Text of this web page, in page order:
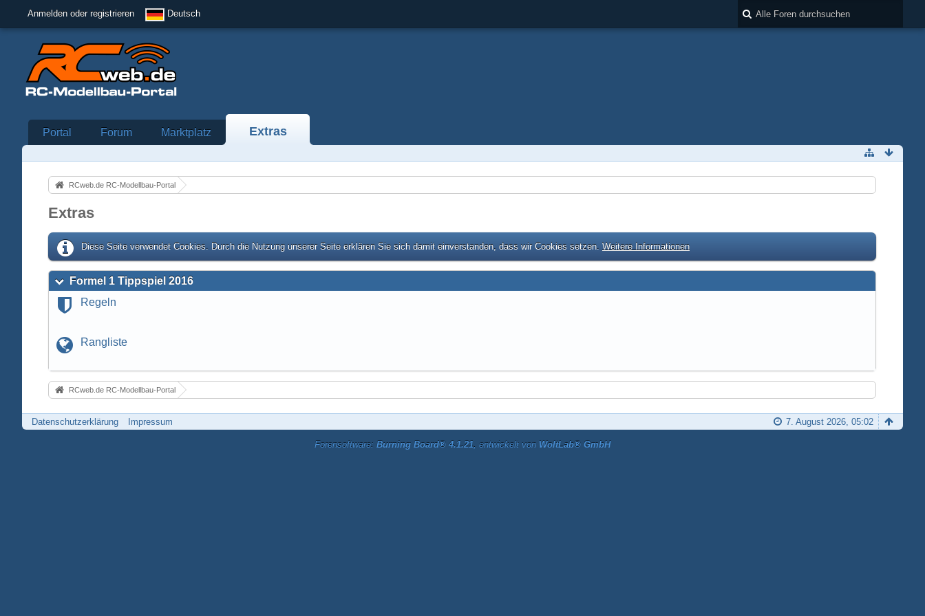
Anmelden oder registrieren Deutsch
Portal Forum Marktplatz Extras
RCweb.de RC-Modellbau-Portal
Extras
Diese Seite verwendet Cookies. Durch die Nutzung unserer Seite erklären Sie sich damit einverstanden, dass wir Cookies setzen. Weitere Informationen
Formel 1 Tippspiel 2016
Regeln
Rangliste
RCweb.de RC-Modellbau-Portal
Datenschutzerklärung Impressum 7. August 2026, 05:02
Forensoftware: Burning Board® 4.1.21, entwickelt von WoltLab® GmbH